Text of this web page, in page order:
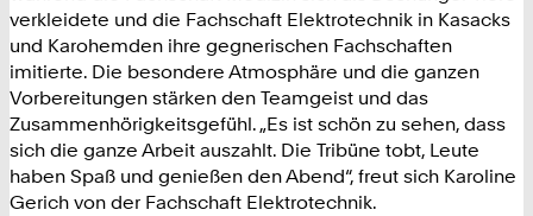
verkleidete und die Fachschaft Elektrotechnik in Kasacks
und Karohemden ihre gegnerischen Fachschaften
imitierte. Die besondere Atmosphäre und die ganzen
Vorbereitungen stärken den Teamgeist und das
Zusammenhörigkeitsgefühl. „Es ist schön zu sehen, dass
sich die ganze Arbeit auszahlt. Die Tribüne tobt, Leute
haben Spaß und genießen den Abend“, freut sich Karoline
Gerich von der Fachschaft Elektrotechnik.